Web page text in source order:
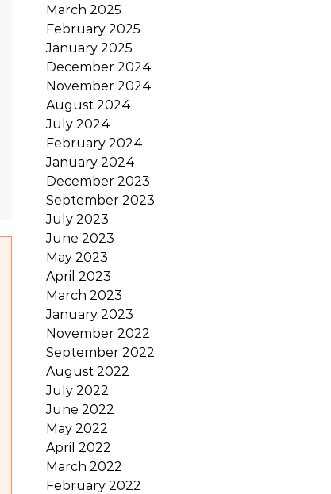
March 2025
February 2025
January 2025
December 2024
November 2024
August 2024
July 2024
February 2024
January 2024
December 2023
September 2023
July 2023
June 2023
May 2023
April 2023
March 2023
January 2023
November 2022
September 2022
August 2022
July 2022
June 2022
May 2022
April 2022
March 2022
February 2022